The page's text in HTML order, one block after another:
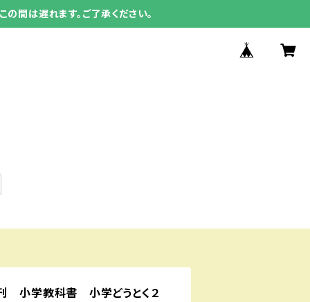
間は遅れます。ご了承ください。
小学教科書 小学どうとく２